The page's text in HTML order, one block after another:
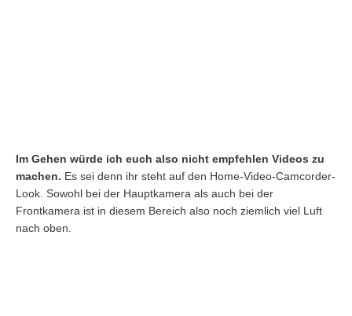
Im Gehen würde ich euch also nicht empfehlen Videos zu
machen. Es sei denn ihr steht auf den Home-Video-Camcorder-
Look. Sowohl bei der Hauptkamera als auch bei der
Frontkamera ist in diesem Bereich also noch ziemlich viel Luft
nach oben.